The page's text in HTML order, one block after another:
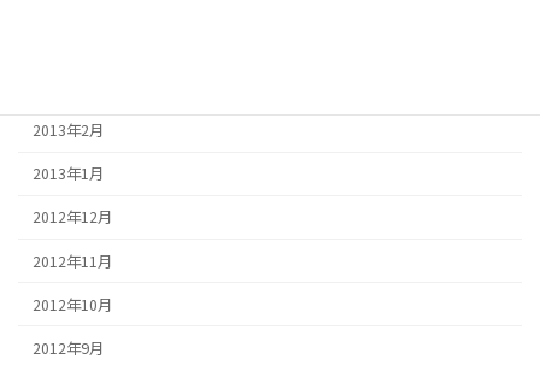
2013年2月
2013年1月
2012年12月
2012年11月
2012年10月
2012年9月